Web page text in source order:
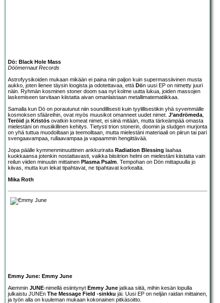
Dö: Black Hole Mass
Döömernaut Records
Astrofyysikoiden mukaan mikään ei paina niin paljon kuin supermassiivinen musta
aukko, joten lienee täysin loogista ja odotettavaa, että Dön uusi EP on nimetty juuri
näin. Ryhmän kosminen stoner doom saa nyt kolme uutta lukua, joiden massojen
laskemiseen tarvitaan kiistatta aivan omanlaistaan metallimatematiikkaa.
Samalla kun Dö on porautunut niin soundillisesti kuin tyylillisestikin yhä syvemmälle
kosmoksen sfääreihin, ovat myös muusikot omanneet uudet nimet. J’andrömeda
Teröid ja Kristös ovatkin komeat nimet, ei siinä mitään, mutta tärkeämpää omasta
mielestäni on musiikillinen kehitys. Tietysti trion stonerin, doomin ja sludgen murjonta
on yhä tuttua muodoiltaan ja teemoiltaan, mutta mielestäni materiaali on piirun tai pari
svengaavampaa, rullaavampaa ja vapaammin hengittävää.
Jopa päälle kymmenminuuttinen ankkuriraita Radiation Blessing laahaa
kuokkaansa jotenkin nostattavasti, vaikka biisitrion helmi on mielestäni kiistatta vain
reilun viiden minuutin mittainen Plasma Psalm . Tempohan on Dön mittapuulla jo
kiivas, mutta kun lekat tipahtavat, ne tipahtavat korkealta.
Mika Roth
Emmy June: Emmy June
Aiemmin JUNE-nimellä esiintynyt Emmy June jatkaa siitä, mihin kesän lopulla
julkaistu JUNEn The Message Field -sinkku jäi. Uusi EP on neljän raidan mittainen,
ja työn alla on kuuleman mukaan kokonainen pitkäsoitto.